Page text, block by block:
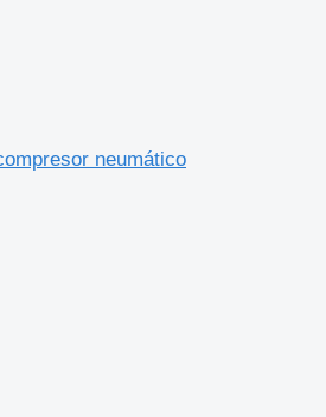
neumático